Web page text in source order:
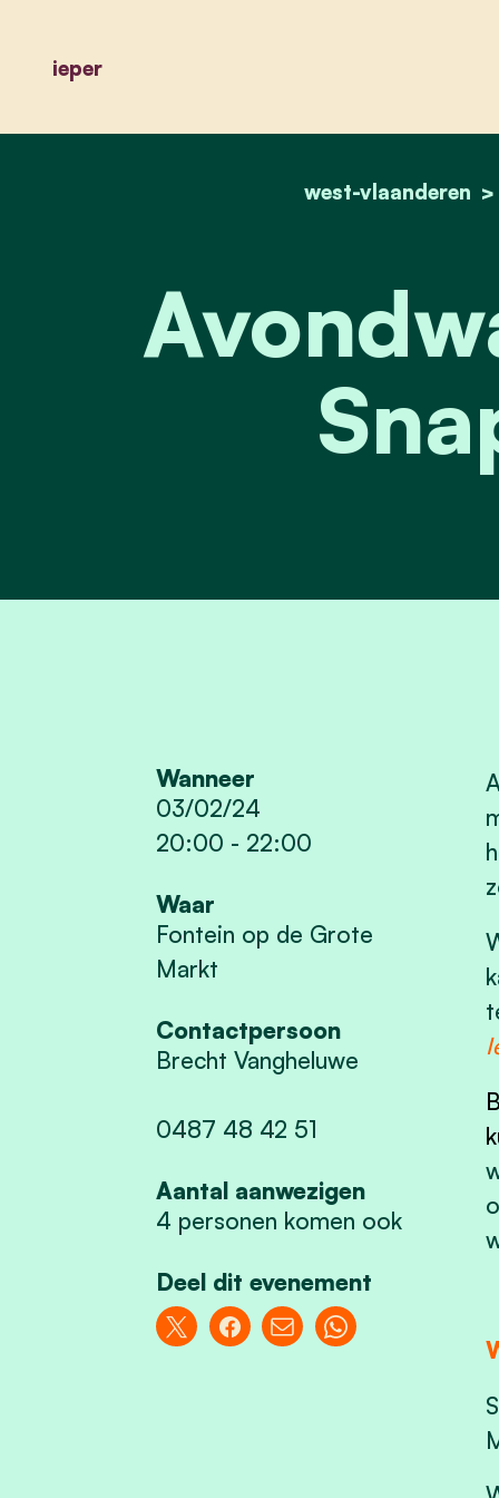
ieper
west-vlaanderen
Wanneer
03/02/24
20:00 - 22:00
Waar
Fontein op de Grote
Markt
Contactpersoon
Brecht Vangheluwe
0487 48 42 51
Aantal aanwezigen
4 personen komen ook
Deel dit evenement